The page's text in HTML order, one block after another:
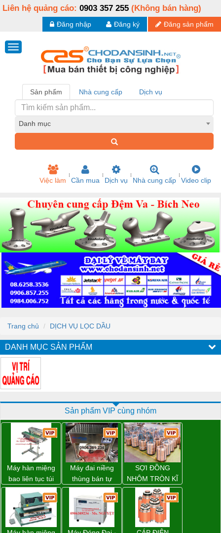
Liên hệ quảng cáo: 0903 357 255 (Không bán hàng)
Đăng sản phẩm
Đăng ký
Đăng nhập
Sản phẩm Nhà cung cấp Dịch vụ
Danh mục
Việc làm Cần mua Dịch vụ Nhà cung cấp Video clip
Trang chủ DỊCH VỤ LỌC DẦU
DANH MỤC SẢN PHẨM
Sản phẩm VIP cùng nhóm
Máy hàn miệng
bao liên tục túi
nằm nghiêng.
Máy đai niềng
thùng bán tự
động D53XS2
của hãng
Strapack Nhật
SỢI ĐỒNG
NHÔM TRÒN KĨ
THUẬT ĐIỆN